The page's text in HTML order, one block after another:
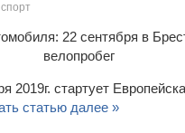
2019г. стартует
статью далее »